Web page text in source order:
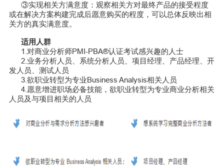
③实现相关方满意度：观察相关方对最终产品的接受程度
或在解决方案构建完成后愿意购买的程度，可以总体反映出相
关方的真实满意度。
适用人群
1.对商业分析师PMI-PBA®认证考试感兴趣的人士
2.业务分析人员、系统分析人员、项目经理、产品经理、开
发人员、测试人员
3.欲职业转型为专业Business Analysis相关人员
4.愿意增进职场必备技能，欲职业转型为专业商业分析相关
人员及与项目相关的人员